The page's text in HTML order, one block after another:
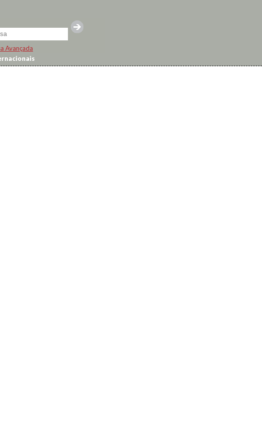
Avançada